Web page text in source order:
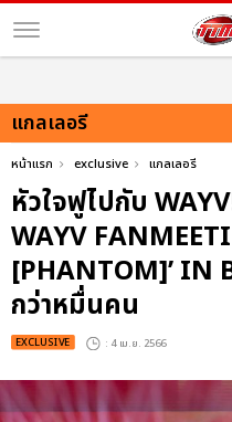
แกลเลอรี
หน้าแรก exclusive แกลเลอรี
หัวใจฟูไปกับ
WAYV
[PHANTOM]’ IN
กว่าหมื่นคน
EXCLUSIVE : 4 เม.ย. 2566